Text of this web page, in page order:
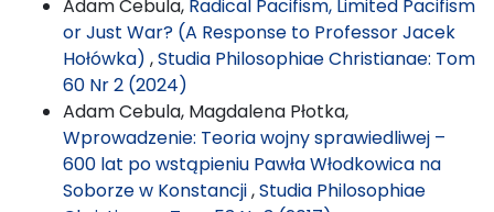
Adam Cebula, Radical Pacifism, Limited Pacifism
or Just War? (A Response to Professor Jacek
Hołówka) ,Studia Philosophiae Christianae: Tom
60 Nr 2 (2024)
Adam Cebula, Magdalena Płotka,
Wprowadzenie: Teoria wojny sprawiedliwej –
600 lat po wstąpieniu Pawła Włodkowica na
Soborze w Konstancji,Studia Philosophiae